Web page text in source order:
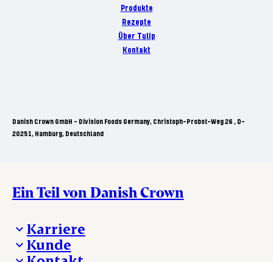
Produkte
Rezepte
Über Tulip
Kontakt
Danish Crown GmbH - Division Foods Germany, Christoph-Probst-Weg 26 , D-
20251, Hamburg, Deutschland
Ein Teil von Danish Crown
Karriere
Deine Karriere bei Danish Crown
Kunde